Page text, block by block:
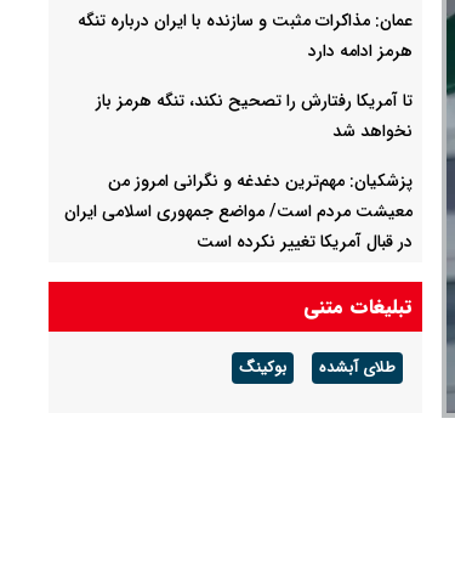
عمان: مذاکرات مثبت و سازنده با ایران درباره تنگه
هرمز ادامه دارد
تا آمریکا رفتارش را تصحیح نکند، تنگه هرمز باز
نخواهد شد
پزشکیان: مهم‌ترین دغدغه و نگرانی امروز من
معیشت مردم است/ مواضع جمهوری اسلامی ایران
در قبال آمریکا تغییر نکرده است
در تفاهمنامه پاکستان هیچ بندی برای واگذاری منافع
ایران نداریم/ ما با قدرت پای آنچه نوشته‌ایم
ایستاده‌ایم و از آن دفاع می‌کنیم
تبلیغات متنی
طلای آبشده بوکینگ